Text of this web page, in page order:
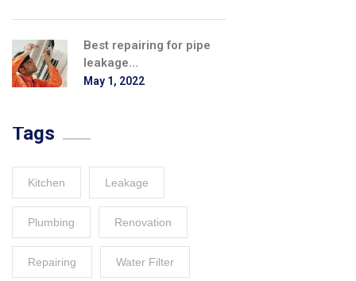
Best repairing for pipe
leakage...
May 1, 2022
Tags
Kitchen Leakage
Plumbing Renovation
Repairing Water Filter